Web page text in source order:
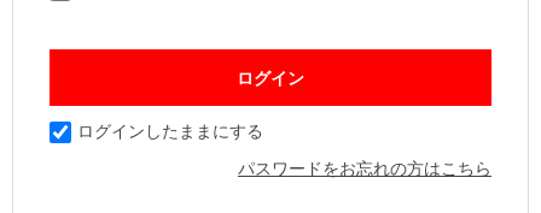
ログインしたままにする
パスワードをお忘れの方はこちら